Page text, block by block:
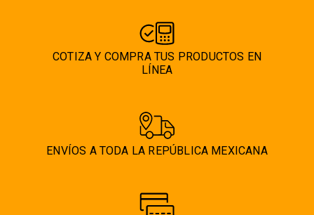
COTIZA Y COMPRA TUS PRODUCTOS EN
LÍNEA
ENVÍOS A TODA LA REPÚBLICA MEXICANA